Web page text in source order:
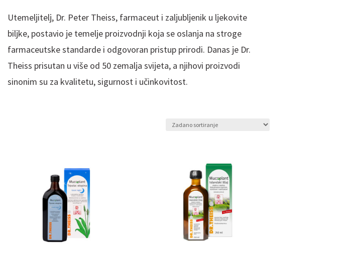
Utemeljitelj, Dr. Peter Theiss, farmaceut i zaljubljenik u ljekovite
biljke, postavio je temelje proizvodnji koja se oslanja na stroge
farmaceutske standarde i odgovoran pristup prirodi. Danas je Dr.
Theiss prisutan u više od 50 zemalja svijeta, a njihovi proizvodi
sinonim su za kvalitetu, sigurnost i učinkovitost.